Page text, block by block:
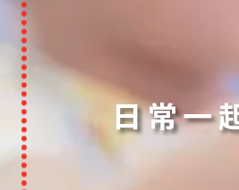
日常一